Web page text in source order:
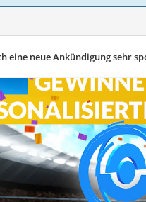
eine neue Ankündigung sehr